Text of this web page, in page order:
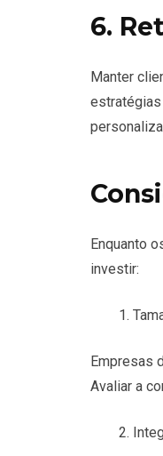
6.
Manter
Enquanto
investir:
Empresas
Avaliar a